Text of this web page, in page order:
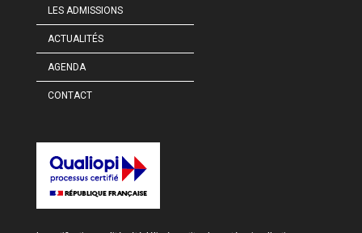
LES ADMISSIONS
ACTUALITÉS
AGENDA
CONTACT